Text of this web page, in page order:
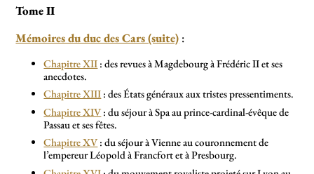
Tome II
Mémoires du duc des Cars (suite) :
Chapitre XII : des revues à Magdebourg à Frédéric II et ses
anecdotes.
Chapitre XIII : des États généraux aux tristes pressentiments.
Chapitre XIV: du séjour à Spa au prince-cardinal-évêque de
Passau et ses fêtes.
Chapitre XV: du séjour à Vienne au couronnement de
l’empereur Léopold à Francfort et à Presbourg.